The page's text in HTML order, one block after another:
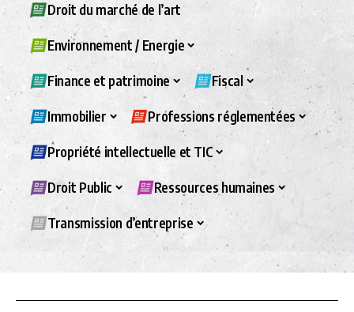
Droit du marché de l’art
Environnement / Energie
Finance et patrimoine Fiscal
Immobilier Professions réglementées
Propriété intellectuelle et TIC
Droit Public Ressources humaines
Transmission d’entreprise